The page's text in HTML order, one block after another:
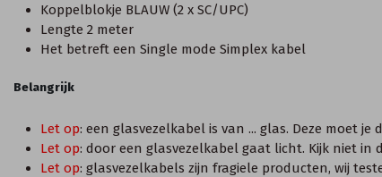
Koppelblokje BLAUW (2 x SC/UPC)
Lengte 2 meter
Het betreft een Single mode Simplex kabel
Belangrijk
Let op: een glasvezelkabel is van ... glas. Deze moet
Let op: door een glasvezelkabel gaat licht. Kijk niet
Let op: glasvezelkabels zijn fragiele producten, wij